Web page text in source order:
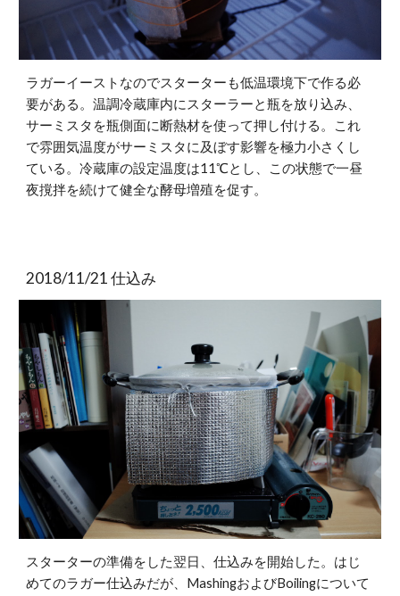
ラガーイーストなのでスターターも低温環境下で作る必
要がある。温調冷蔵庫内にスターラーと瓶を放り込み、
サーミスタを瓶側面に断熱材を使って押し付ける。これ
で雰囲気温度がサーミスタに及ぼす影響を極力小さくし
ている。冷蔵庫の設定温度は11℃とし、この状態で一昼
夜撹拌を続けて健全な酵母増殖を促す。
2018/11/21 仕込み
スターターの準備をした翌日、仕込みを開始した。はじ
めてのラガー仕込みだが、MashingおよびBoilingについて